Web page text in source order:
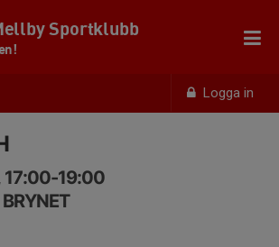
Logga in
Sportklubb
17:00-19:00